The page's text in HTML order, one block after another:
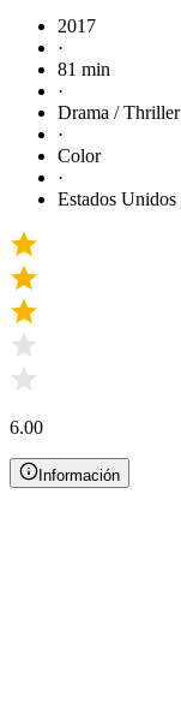
2017
·
81 min
·
Drama / Thriller
·
Color
·
Estados Unidos
6.00
Información